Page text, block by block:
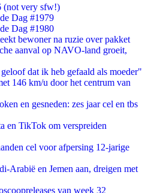
(not very sfw!)
Dag #1979
Dag #1980
bewoner na ruzie over pakket
aanval op NAVO-land groeit,
dat ik heb gefaald als moeder"
146 km/u door het centrum van
en gesneden: zes jaar cel en tbs
en TikTok om verspreiden
cel voor afpersing 12-jarige
Arabië en Jemen aan, dreigen met
van week 32